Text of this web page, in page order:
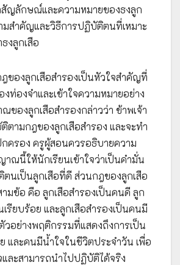
ญลักษณ์และความหมายของธงลูก
มสำคัญและวิธีการปฏิบัติตนที่เหมาะ
งลูกเสือ
องลูกเสือสำรองเป็นหัวใจสำคัญที่
ท่องจำและเข้าใจความหมายอย่าง
ของลูกเสือสำรองกล่าวว่า ข้าพเจ้า
ามกฎของลูกเสือสำรอง และจะทำ
ครอง ครูผู้สอนควรอธิบายความ
ณนี้ให้นักเรียนเข้าใจว่าเป็นคำมั่น
นเป็นลูกเสือที่ดี ส่วนกฎของลูกเสือ
มข้อ คือ ลูกเสือสำรองเป็นคนดี ลูก
เรียบร้อย และลูกเสือสำรองเป็นคนมี
วอย่างพฤติกรรมที่แสดงถึงการเป็น
และคนมีน้ำใจในชีวิตประจำวัน เพื่อ
และสามารถนำไปปฏิบัติได้จริง